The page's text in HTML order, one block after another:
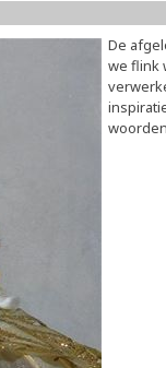
De
we flink